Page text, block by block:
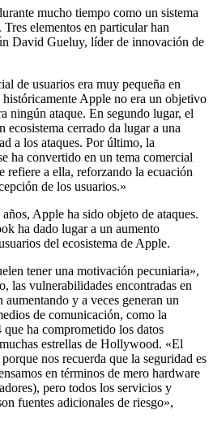
mucho tiempo como un sistema
elementos en particular han
David Gueluy, líder de innovación de
de usuarios era muy pequeña en
Apple no era un objetivo
ningún ataque. En segundo lugar, el
ecosistema cerrado da lugar a una
a los ataques. Por último, la
ha convertido en un tema comercial
refiere a ella, reforzando la ecuación
de los usuarios.»
Apple ha sido objeto de ataques.
ha dado lugar a un aumento
del ecosistema de Apple.
tener una motivación pecuniaria»,
las vulnerabilidades encontradas en
y a veces generan un
de comunicación, como la
ha comprometido los datos
estrellas de Hollywood. «El
nos recuerda que la seguridad es
en términos de mero hardware
pero todos los servicios y
fuentes adicionales de riesgo»,